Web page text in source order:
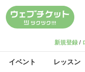
新規登録 /
イベント レッスン